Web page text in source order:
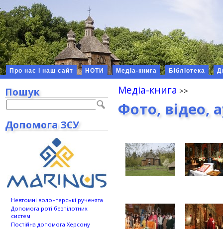
Про нас і наш сайт НОТИ Медіа-книга Бібліотека
Медіа-книга
Фото, відео,
Пошук
Допомога ЗСУ
Невтомні волонтерські рученята
Допомога роті безпілотних
систем
Постійна допомога Херсону